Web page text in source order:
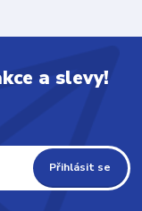
a slevy!
Přihlásit se